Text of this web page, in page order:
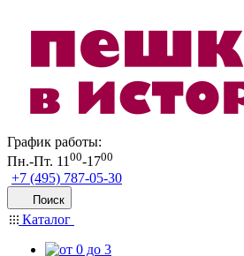
График работы:
Пн.-Пт. 1100-1700
+7 (495) 787-05-30
Поиск
Каталог